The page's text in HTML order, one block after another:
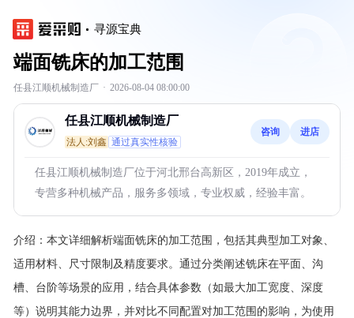
寻源宝典
端面铣床的加工范围
任县江顺机械制造厂 · 2026-08-04 08:00:00
任县江顺机械制造厂
法人:刘鑫 通过真实性核验
咨询 进店
任县江顺机械制造厂位于河北邢台高新区，2019年成立，
专营多种机械产品，服务多领域，专业权威，经验丰富。
介绍： 本文详细解析端面铣床的加工范围，包括其典型加工对象、
适用材料、尺寸限制及精度要求。通过分类阐述铣床在平面、沟
槽、台阶等场景的应用，结合具体参数（如最大加工宽度、深度
等）说明其能力边界，并对比不同配置对加工范围的影响，为使用